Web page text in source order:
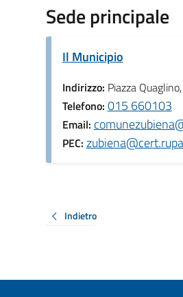
Sede principale
Il Municipio
Indirizzo: Piazza
Telefono: 015 660103
Email:
PEC:
Indietro